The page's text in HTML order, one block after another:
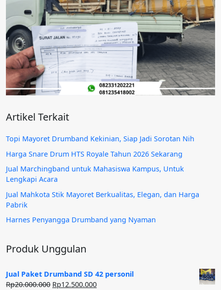
Artikel Terkait
Topi Mayoret Drumband Kekinian, Siap Jadi Sorotan Nih
Harga Snare Drum HTS Royale Tahun 2026 Sekarang
Jual Marchingband untuk Mahasiswa Kampus, Untuk
Lengkapi Acara
Jual Mahkota Stik Mayoret Berkualitas, Elegan, dan Harga
Pabrik
Harnes Penyangga Drumband yang Nyaman
Produk Unggulan
Jual Paket Drumband SD 42 personil
Rp20.000.000 Harga
Rp12.500.000Harga